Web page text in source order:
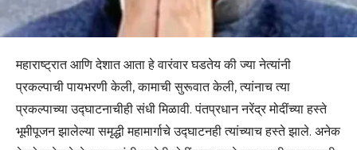
महाराष्ट्रात आणि देशात आता हे वारंवार घडतेय की ज्या नेत्यांनी
प्रकल्पाची पायभरणी केली, कामाची सुरूवात केली, त्यांनाच त्या
प्रकल्पाच्या उद्घाटनाचीही संधी मिळावी. पंतप्रधान नरेंद्र मोदींच्या हस्ते
भूमीपूजन झालेल्या समृद्धी महामार्गाचे उद्घाटनही त्यांच्याच हस्ते झाले. अनेक